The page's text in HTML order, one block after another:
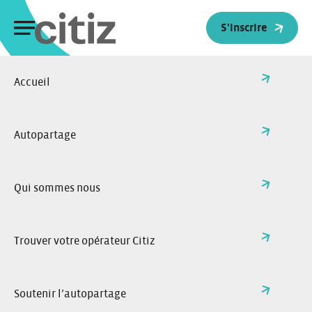
S'inscrire
Accueil
Autopartage
Qui sommes nous
Trouver votre opérateur Citiz
Soutenir l’autopartage
Retour à l'accueil
>
Réseau Citiz
publication
Société coopérative de consommation anonyme à
Siège social : 1 boulevard de Nancy, 67000
Panneau de gestion des cookies